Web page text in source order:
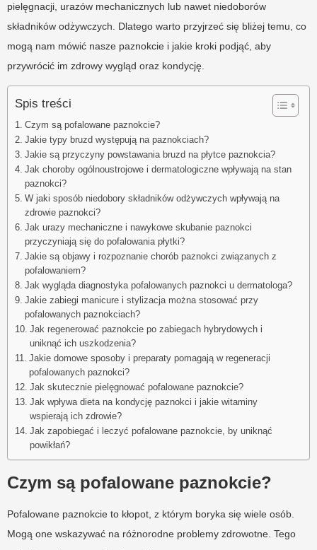
pielęgnacji, urazów mechanicznych lub nawet niedoborów
składników odżywczych. Dlatego warto przyjrzeć się bliżej temu, co
mogą nam mówić nasze paznokcie i jakie kroki podjąć, aby
przywrócić im zdrowy wygląd oraz kondycję.
Spis treści
Czym są pofalowane paznokcie?
Jakie typy bruzd występują na paznokciach?
Jakie są przyczyny powstawania bruzd na płytce paznokcia?
Jak choroby ogólnoustrojowe i dermatologiczne wpływają na stan
paznokci?
W jaki sposób niedobory składników odżywczych wpływają na
zdrowie paznokci?
Jak urazy mechaniczne i nawykowe skubanie paznokci
przyczyniają się do pofalowania płytki?
Jakie są objawy i rozpoznanie chorób paznokci związanych z
pofalowaniem?
Jak wygląda diagnostyka pofalowanych paznokci u dermatologa?
Jakie zabiegi manicure i stylizacja można stosować przy
pofalowanych paznokciach?
Jak regenerować paznokcie po zabiegach hybrydowych i
uniknąć ich uszkodzenia?
Jakie domowe sposoby i preparaty pomagają w regeneracji
pofalowanych paznokci?
Jak skutecznie pielęgnować pofalowane paznokcie?
Jak wpływa dieta na kondycję paznokci i jakie witaminy
wspierają ich zdrowie?
Jak zapobiegać i leczyć pofalowane paznokcie, by uniknąć
powikłań?
Czym są pofalowane paznokcie?
Pofalowane paznokcie to kłopot, z którym boryka się wiele osób.
Mogą one wskazywać na różnorodne problemy zdrowotne. Tego